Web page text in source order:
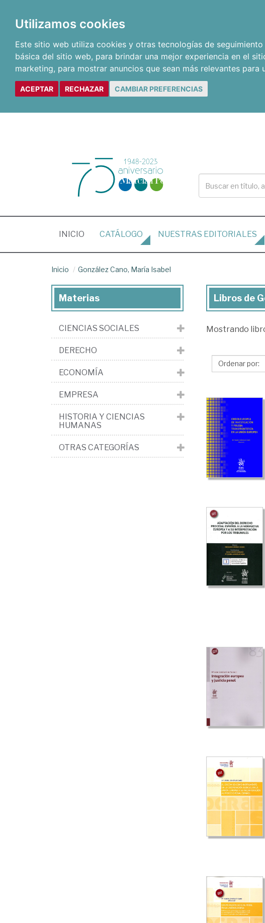
Utilizamos cookies
Este sitio web utiliza cookies y otras tecnologías de
básica del sitio web, para brindar una mejor experiencia en el
marketing, para mostrar anuncios que sean más relevantes para
ACEPTAR RECHAZAR CAMBIAR PREFERENCIAS
INICIO (CURRENT)
CATÁLOGO NUESTRAS EDITORIALES
Inicio González Cano, María Isabel
Libros
González
María
Libros de
Mostrando
Materias
CIENCIAS SOCIALES
DERECHO
ECONOMÍA
EMPRESA
HISTORIA Y CIENCIAS
HUMANAS
OTRAS CATEGORÍAS